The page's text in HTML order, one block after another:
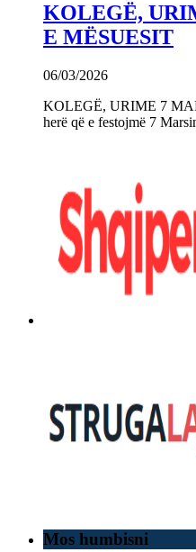
KOLEGË,
E MËSUESIT
06/03/2026
KOLEGË, URIME 7
herë që e festojmë 7
Mos humbisni